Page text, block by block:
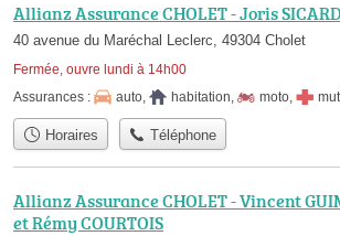
Allianz Assurance CHOLET - Joris SICARD
40 avenue du Maréchal Leclerc, 49304 Cholet
Fermée, ouvre lundi à 14h00
Assurances : auto, habitation, moto,
Horaires Téléphone
Allianz Assurance CHOLET - Vincent
et Rémy COURTOIS